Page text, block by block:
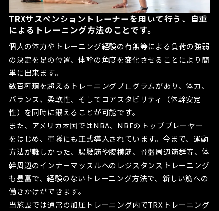
TRXサスペンショントレーナーを用いて行う、自重
によるトレーニング方法のことです。
個人の体力やトレーニング経験の有無等による負荷の強弱
の決定を足の位置、体幹の角度を変化させることにより簡
単に出来ます。
数百種類を超えるトレーニングプログラムがあり、体力、
バランス、柔軟性、そしてコアスタビリティ（体幹安定
性）を同時に鍛えることが可能です。
また、アメリカ本国ではNBA、NBFのトッププレーヤー
をはじめ、軍隊にも正式導入されています。今まで、運動
方法が難しかった、腸腰筋や腹横筋、骨盤周辺筋群等、体
幹周辺のインナーマッスルへのレジスタンストレーニング
も豊富で、経験のないトレーニング方法で、新しい筋への
働きかけができます。
当施設では通常の加圧トレーニング内でTRXトレーニング